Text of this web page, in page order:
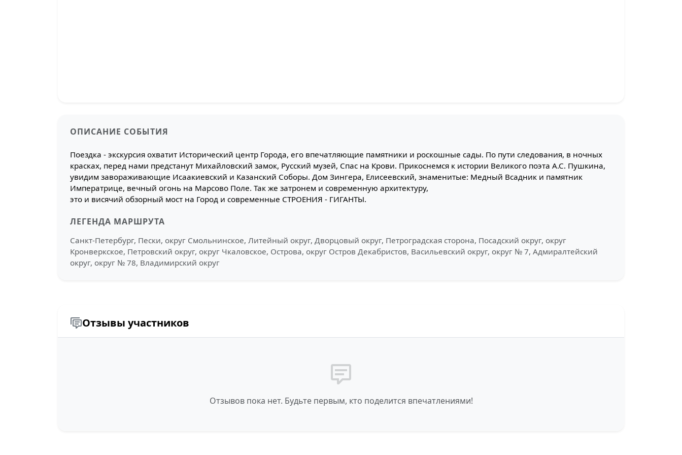
ОПИСАНИЕ СОБЫТИЯ
Поездка - экскурсия охватит Исторический центр Города, его впечатляющие памятники и роскошные сады. По пути следования, в ночных
красках, перед нами предстанут Михайловский замок, Русский музей, Спас на Крови. Прикоснемся к истории Великого поэта А.С. Пушкина,
увидим завораживающие Исаакиевский и Казанский Соборы. Дом Зингера, Елисеевский, знаменитые: Медный Всадник и памятник
Императрице, вечный огонь на Марсово Поле. Так же затронем и современную архитектуру,
это и висячий обзорный мост на Город и современные СТРОЕНИЯ - ГИГАНТЫ.
ЛЕГЕНДА МАРШРУТА
Санкт-Петербург, Пески, округ Смольнинское, Литейный округ, Дворцовый округ, Петроградская сторона, Посадский округ, округ
Кронверкское, Петровский округ, округ Чкаловское, Острова, округ Остров Декабристов, Васильевский округ, округ № 7, Адмиралтейский
округ, округ № 78, Владимирский округ
Отзывы участников
Отзывов пока нет. Будьте первым, кто поделится впечатлениями!